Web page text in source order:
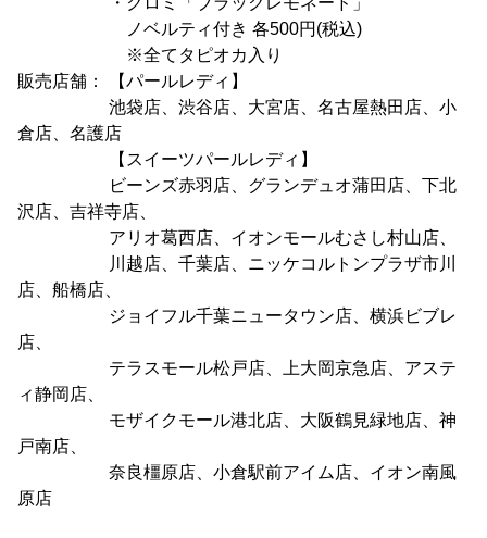
ノベルティ付き 各500円(税込)
※全てタピオカ入り
販売店舗： 【パールレディ】
池袋店、渋谷店、大宮店、名古屋熱田店、小
倉店、名護店
【スイーツパールレディ】
ビーンズ赤羽店、グランデュオ蒲田店、下北
沢店、吉祥寺店、
アリオ葛西店、イオンモールむさし村山店、
川越店、千葉店、ニッケコルトンプラザ市川
店、船橋店、
ジョイフル千葉ニュータウン店、横浜ビブレ
店、
テラスモール松戸店、上大岡京急店、アステ
ィ静岡店、
モザイクモール港北店、大阪鶴見緑地店、神
戸南店、
奈良橿原店、小倉駅前アイム店、イオン南風
原店